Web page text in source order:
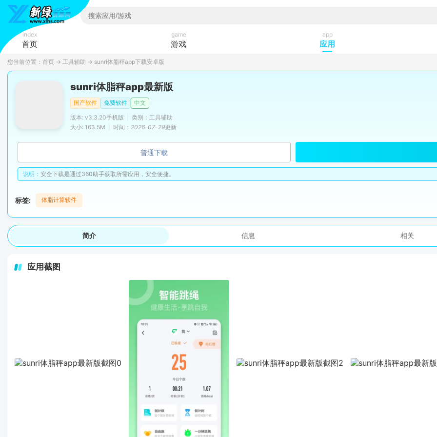
index
首页
game
游戏
app
应用
您当前位置： 首页 → 工具辅助 → sunri体脂秤app下载安卓版
sunri体脂秤app最新版
国产软件 免费软件
中文
版本: v3.3.20手机版
类别：工具辅助
大小: 163.5M
时间： 2026-07-29更新
普通下载
说明： 安全下载是通过360助手获取所需应用，安全便捷。
标签: 体脂计算软件
简介 信息 相关
应用截图